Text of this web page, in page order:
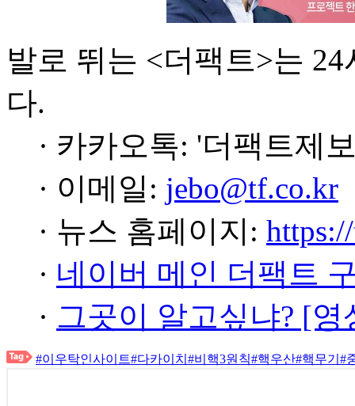
발로 뛰는 <더팩트>는
다.
· 카카오톡: '더팩트제
· 이메일: jebo@tf.co.kr
· 뉴스 홈페이지:
· 네이버 메인 더팩트
· 그곳이 알고싶냐? [
#이우탁인사이트#다카이치 #비핵3원칙#핵우산#핵무기 #